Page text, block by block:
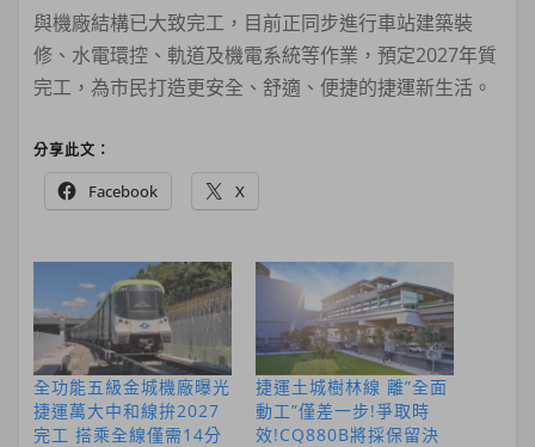
與機廠結構已大致完工，目前正同步進行車站建築裝
修、水電環控、軌道及機電系統等作業，預定2027年質
完工，為市民打造更安全、舒適、便捷的捷運新生活。
分享此文：
Facebook X
全功能五級金城機廠曝光
捷運萬大中和線拚2027
完工 搭乘全線僅需14分
捷運土城樹林線 離”全面
動工”僅差一步!爭取時
效!CQ880B將採保留決